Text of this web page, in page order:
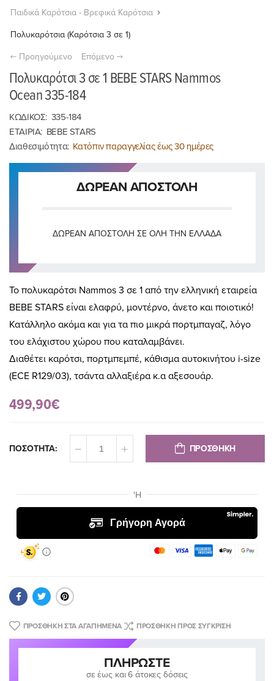
Παιδικά Καρότσια - Βρεφικά Καρότσια
Πολυκαρότσια (Καρότσια 3 σε 1)
Προηγούμενο Επόμενο
Πολυκαρότσι 3 σε 1 BEBE STARS Nammos
Ocean 335-184
ΚΩΔΙΚΟΣ: 335-184
ΕΤΑΙΡΙΑ: BEBE STARS
Διαθεσιμότητα: Κατόπιν παραγγελίας έως 30 ημέρες
ΔΩΡΕΑΝ ΑΠΟΣΤΟΛΗ
ΔΩΡΕΆΝ ΑΠΟΣΤΟΛΉ ΣΕ ΌΛΗ ΤΗΝ ΕΛΛΆΔΑ
Το πολυκαρότσι Nammos 3 σε 1 από την ελληνική εταιρεία
BEBE STARS είναι ελαφρύ, μοντέρνο, άνετο και ποιοτικό!
Κατάλληλο ακόμα και για τα πιο μικρά πορτμπαγαζ, λόγο
του ελάχιστου χώρου που καταλαμβάνει.
Διαθέτει καρότσι, πορτμπεμπέ, κάθισμα αυτοκινήτου i-size
(ECE R129/03), τσάντα αλλαξιέρα κ.α αξεσουάρ.
499,90€
ΠΟΣΟΤΗΤΑ: ΠΡΟΣΘΗΚΗ
ΠΡΟΣΘΉΚΗ ΣΤΑ ΑΓΑΠΗΜΈΝΑ ΠΡΟΣΘΉΚΗ ΠΡΟΣ ΣΎΓΚΡΙΣΗ
ΠΛΗΡΏΣΤΕ
σε έως και 6 άτοκες δόσεις